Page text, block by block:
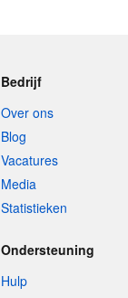
Bedrijf
Over ons
Blog
Vacatures
Media
Statistieken
Ondersteuning
Hulp